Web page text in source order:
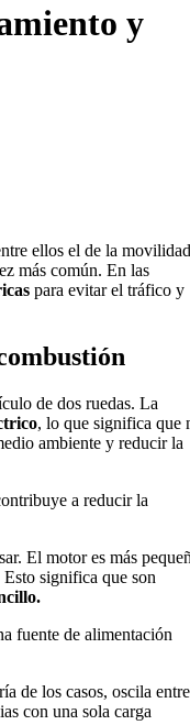
y
ellos el de la
más común. En las
para evitar el tráfico y
de dos ruedas. La
, lo que significa que
ambiente y reducir la
a reducir la
El motor es más
significa que son
fuente de alimentación
de los casos, oscila entre
con una sola carga